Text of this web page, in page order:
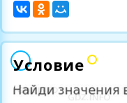
Условие